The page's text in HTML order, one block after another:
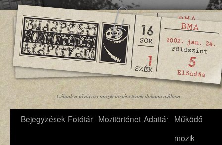
Célunk a fővárosi mozik történetének dokumentálása.
Bejegyzések Fotótár Mozitörténet Adattár Működő
mozik